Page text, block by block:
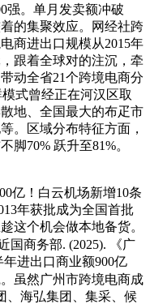
强。单月发卖额冲破
的集聚效应。网经社跨
商进出口规模从2015年
跟着全球对的注沉，牵
动全省21个跨境电商分
式曾经正在河汉区取
地、全国最大的布疋市
。区域分布特征方面，
脚70% 跃升至81%。
亿！白云机场新增10条
年获批成为全国首批
这个机会做本地备货。
国商务部. (2025). 《广
进出口商业额900亿
虽然广州市跨境电商成
、海弘集团、集采、候